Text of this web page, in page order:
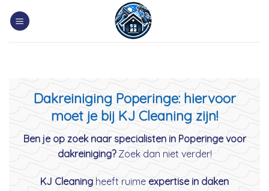
Dakreiniging Poperinge: hiervoor
moet je bij KJ Cleaning zijn!
Ben je op zoek naar specialisten in Poperinge voor
dakreiniging?Zoek dan niet verder!
KJ Cleaning heeft ruime expertise in daken